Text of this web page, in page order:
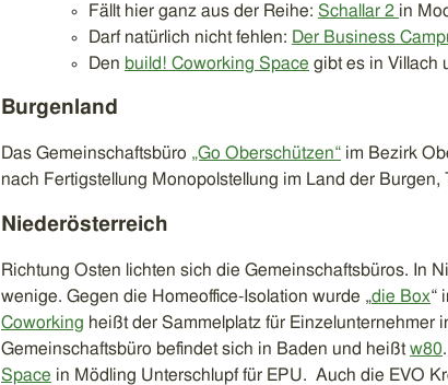
Fällt hier ganz aus der Reihe: Schallar 2 in
Darf natürlich nicht fehlen: Der Business
Den build! Coworking Space gibt es in Villach
Burgenland
Das Gemeinschaftsbüro „Go Oberschützen“ im Bezirk
nach Fertigstellung Monopolstellung im Land der Burgen,
Niederösterreich
Richtung Osten lichten sich die Gemeinschaftsbüros. In
wenige. Gegen die Homeoffice-Isolation wurde „die Box“
Coworking heißt der Sammelplatz für Einzelunternehmer
Gemeinschaftsbüro befindet sich in Baden und heißtw80
Space in Mödling Unterschlupf für EPU. Auch die EVO